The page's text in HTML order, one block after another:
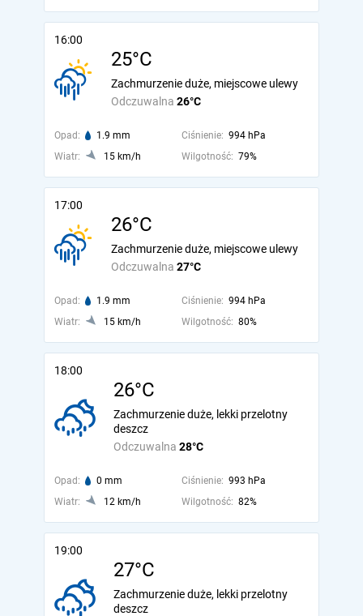
16:00
25°C
Odczuwalna 26°C
Zachmurzenie duże, miejscowe ulewy
Opad: 1.9 mm Ciśnienie: 994 hPa
Wiatr:
15 km/h Wilgotność: 79%
17:00
26°C
Odczuwalna 27°C
Zachmurzenie duże, miejscowe ulewy
Opad: 1.9 mm Ciśnienie: 994 hPa
Wiatr:
15 km/h Wilgotność: 80%
18:00
26°C
Odczuwalna 28°C
Zachmurzenie duże, lekki przelotny
deszcz
Opad: 0 mm Ciśnienie: 993 hPa
Wiatr:
12 km/h Wilgotność: 82%
19:00
27°C
Zachmurzenie duże, lekki przelotny
deszcz